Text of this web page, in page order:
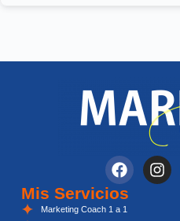
Mis Servicios
Marketing Coach 1 a 1